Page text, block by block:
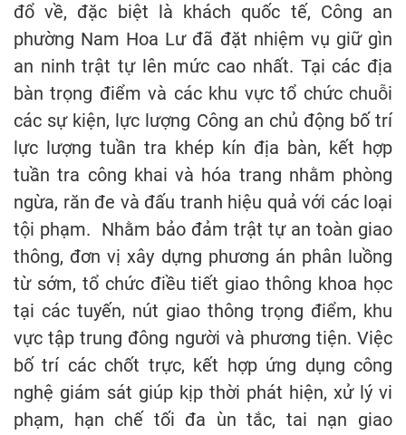
đổ về, đặc biệt là khách quốc tế, Công an
phường Nam Hoa Lư đã đặt nhiệm vụ giữ gìn
an ninh trật tự lên mức cao nhất. Tại các địa
bàn trọng điểm và các khu vực tổ chức chuỗi
các sự kiện, lực lượng Công an chủ động bố trí
lực lượng tuần tra khép kín địa bàn, kết hợp
tuần tra công khai và hóa trang nhằm phòng
ngừa, răn đe và đấu tranh hiệu quả với các loại
tội phạm. Nhằm bảo đảm trật tự an toàn giao
thông, đơn vị xây dựng phương án phân luồng
từ sớm, tổ chức điều tiết giao thông khoa học
tại các tuyến, nút giao thông trọng điểm, khu
vực tập trung đông người và phương tiện. Việc
bố trí các chốt trực, kết hợp ứng dụng công
nghệ giám sát giúp kịp thời phát hiện, xử lý vi
phạm, hạn chế tối đa ùn tắc, tai nạn giao